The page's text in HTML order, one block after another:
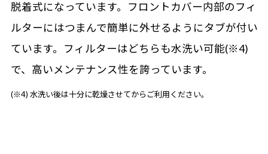
脱着式になっています。フロントカバー内部のフィ
ルターにはつまんで簡単に外せるようにタブが付い
ています。フィルターはどちらも水洗い可能(※4)
で、高いメンテナンス性を誇っています。
(※4) 水洗い後は十分に乾燥させてからご利用ください。